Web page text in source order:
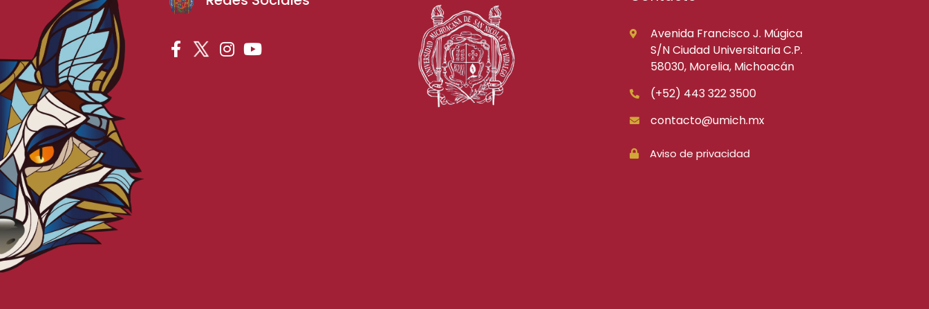
Avenida Francisco J. Múgica
S/N Ciudad Universitaria C.P.
58030, Morelia, Michoacán
(+52) 443 322 3500
contacto@umich.mx
Aviso de privacidad